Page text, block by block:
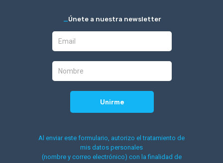
_Únete a nuestra newsletter
Al enviar este formulario, autorizo el tratamiento de
mis datos personales
(nombre y correo electrónico) con la finalidad de